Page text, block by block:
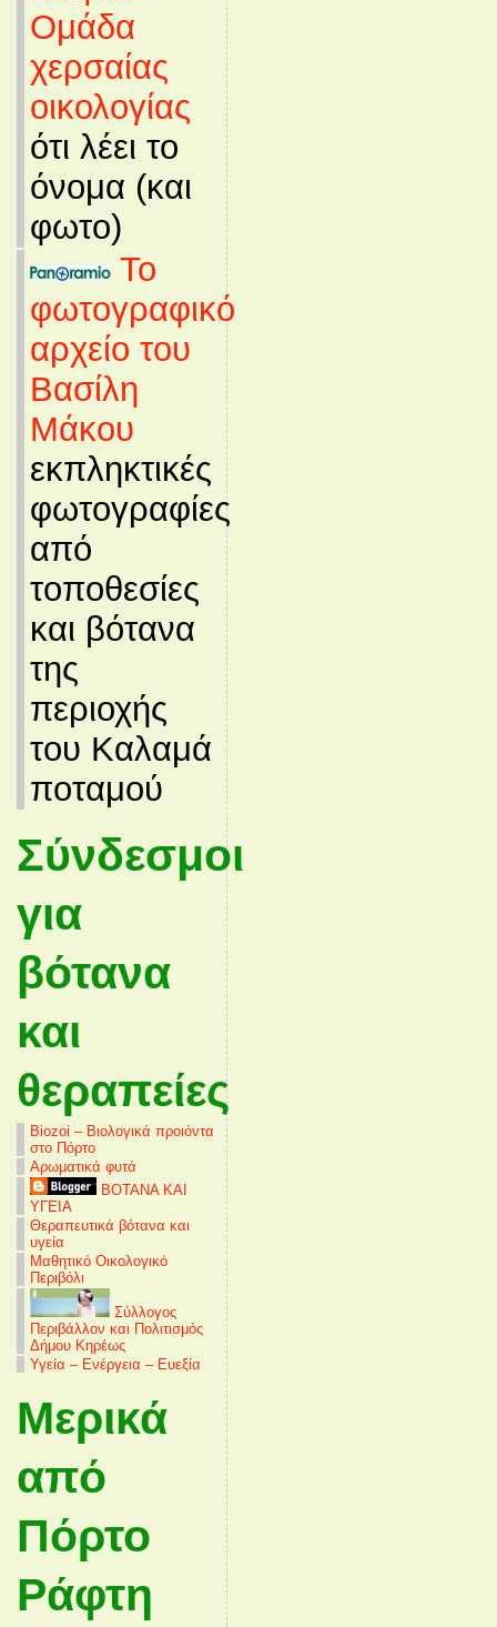
Ομάδα
χερσαίας
οικολογίας
ότι λέει το
όνομα (και
φωτο)
Το
φωτογραφικό
αρχείο του
Βασίλη
Μάκου
εκπληκτικές
φωτογραφίες
από
τοποθεσίες
και βότανα
της
περιοχής
του Καλαμά
ποταμού
Σύνδεσμοι
για
βότανα
και
θεραπείες
Biozoi – Βιολογικά προιόντα
στο Πόρτο
Αρωματικά φυτά
ΒΟΤΑΝΑ ΚΑΙ
ΥΓΕΙΑ
Θεραπευτικά βότανα και
υγεία
Μαθητικό Οικολογικό
Περιβόλι
Σύλλογος
Περιβάλλον και Πολιτισμός
Δήμου Κηρέως
Υγεία – Ενέργεια – Ευεξία
Μερικά
από
Πόρτο
Ράφτη